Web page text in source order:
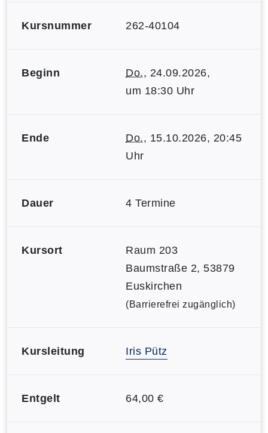
Kursnummer 262-40104
Beginn Do., 24.09.2026,
um 18:30 Uhr
Ende Do., 15.10.2026, 20:45
Uhr
Dauer 4 Termine
Kursort
Raum 203
Baumstraße 2, 53879
Euskirchen
(Barrierefrei zugänglich)
Kursleitung Iris Pütz
Entgelt 64,00 €